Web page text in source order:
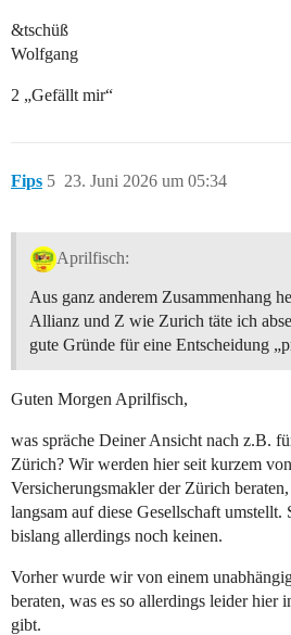
&tschüß
Wolfgang
2 „Gefällt mir“
Fips 23. Juni 2026 um 05:34
5
Aprilfisch:
Aus ganz anderem Zusammenhang
Allianz und Z wie Zurich täte ich
gute Gründe für eine Entscheidung
Guten Morgen Aprilfisch,
was spräche Deiner Ansicht nach z.B.
Zürich? Wir werden hier seit kurzem
Versicherungsmakler der Zürich
langsam auf diese Gesellschaft umstellt.
bislang allerdings noch keinen.
Vorher wurde wir von einem
beraten, was es so allerdings leider hier
gibt.